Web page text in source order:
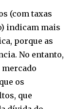
(com taxas
indicam mais
porque as
No entanto,
os
que